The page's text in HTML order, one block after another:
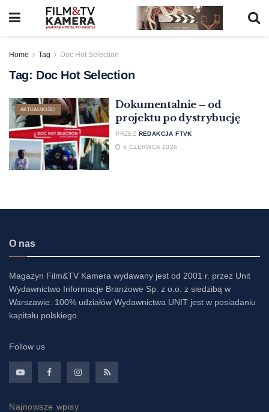
Home Tag Doc Hot Selection
Tag: Doc Hot Selection
AKTUALNOŚCI
Dokumentalnie – od
projektu po dystrybucję
PRZEZ REDAKCJA FTVK
6 CZERWCA 2026
O nas
Magazyn Film&TV Kamera wydawany jest od 2001 r. przez Unit
Wydawnictwo Informacje Branżowe Sp. z o.o. z siedzibą w
Warszawie. 100% udziałów Wydawnictwa UNIT jest w posiadaniu
kapitału polskiego.
Follow us
Najnowsze wpisy